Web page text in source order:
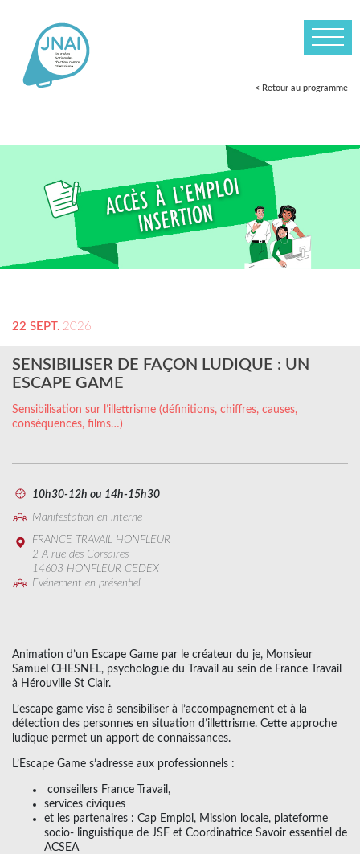
< Retour au programme
22 SEPT. 2026
SENSIBILISER DE FAÇON LUDIQUE : UN
ESCAPE GAME
Sensibilisation sur l’illettrisme (définitions, chiffres, causes,
conséquences, films…)
10h30-12h ou 14h-15h30
Manifestation en interne
FRANCE TRAVAIL HONFLEUR
2 A rue des Corsaires
14603 HONFLEUR CEDEX
Evénement en présentiel
Animation d’un Escape Game par le créateur du je, Monsieur
Samuel CHESNEL, psychologue du Travail au sein de France Travail
à Hérouville St Clair.
L’escape game vise à sensibiliser à l’accompagnement et à la
détection des personnes en situation d’illettrisme. Cette approche
ludique permet un apport de connaissances.
L’Escape Game s’adresse aux professionnels :
conseillers France Travail,
services civiques
et les partenaires : Cap Emploi, Mission locale, plateforme
socio- linguistique de JSF et Coordinatrice Savoir essentiel de
ACSEA